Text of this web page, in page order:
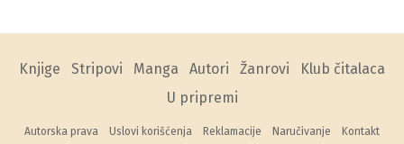
Knjige Stripovi Manga Autori Žanrovi
Klub čitalaca
U pripremi
Autorska prava Uslovi korišćenja Reklamacije Naručivanje Kontakt